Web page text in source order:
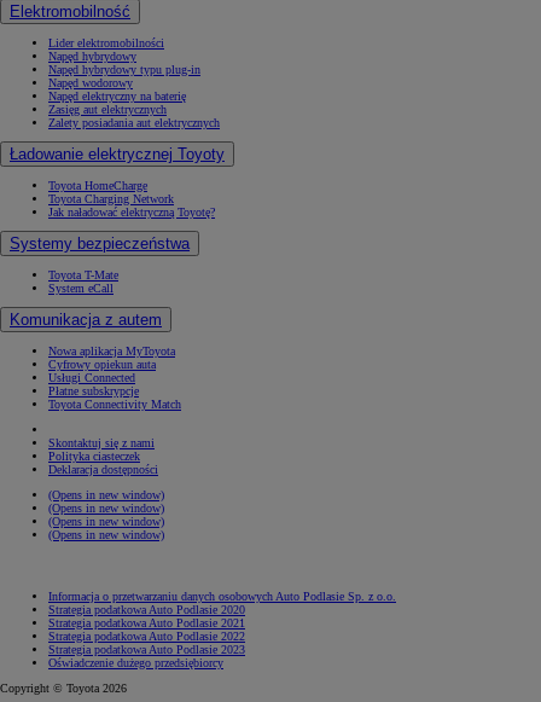
Elektromobilność
Lider elektromobilności
Napęd hybrydowy
Napęd hybrydowy typu plug-in
Napęd wodorowy
Napęd elektryczny na baterię
Zasięg aut elektrycznych
Zalety posiadania aut elektrycznych
Ładowanie elektrycznej Toyoty
Toyota HomeCharge
Toyota Charging Network
Jak naładować elektryczną Toyotę?
Systemy bezpieczeństwa
Toyota T-Mate
System eCall
Komunikacja z autem
Nowa aplikacja MyToyota
Cyfrowy opiekun auta
Usługi Connected
Płatne subskrypcje
Toyota Connectivity Match
Skontaktuj się z nami
Polityka ciasteczek
Deklaracja dostępności
(Opens in new window)
(Opens in new window)
(Opens in new window)
(Opens in new window)
Informacja o przetwarzaniu danych osobowych Auto Podlasie Sp. z o.o.
Strategia podatkowa Auto Podlasie 2020
Strategia podatkowa Auto Podlasie 2021
Strategia podatkowa Auto Podlasie 2022
Strategia podatkowa Auto Podlasie 2023
Oświadczenie dużego przedsiębiorcy
Copyright © Toyota 2026